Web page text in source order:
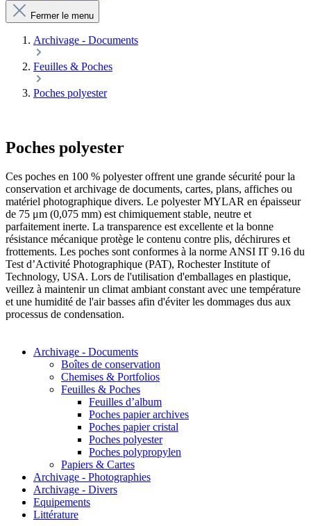
Fermer le menu
Archivage - Documents
Feuilles & Poches
Poches polyester
Poches polyester
Ces poches en 100 % polyester offrent une grande sécurité pour la
conservation et archivage de documents, cartes, plans, affiches ou
matériel photographique divers. Le polyester MYLAR en épaisseur
de 75 μm (0,075 mm) est chimiquement stable, neutre et
parfaitement inerte. La transparence est excellente et la bonne
résistance mécanique protège le contenu contre plis, déchirures et
frottements. Les poches sont conformes à la norme ANSI IT 9.16 du
Test d’Activité Photographique (PAT), Rochester Institute of
Technology, USA. Lors de l'utilisation d'emballages en plastique,
veillez à maintenir un climat ambiant constant avec une température
et une humidité de l'air basses afin d'éviter les dommages dus aux
processus de condensation.
Archivage - Documents
Boîtes de conservation
Chemises & Portfolios
Feuilles & Poches
Feuilles d’album
Poches papier archives
Poches papier cristal
Poches polyester
Poches polypropylen
Papiers & Cartes
Archivage - Photographies
Archivage - Divers
Equipements
Littérature